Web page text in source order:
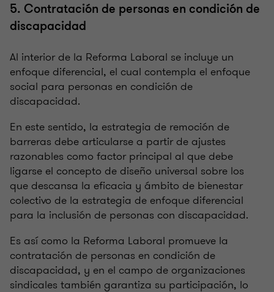
5. Contratación de personas en condición de
discapacidad
Al interior de la Reforma Laboral se incluye un
enfoque diferencial, el cual contempla el enfoque
social para personas en condición de
discapacidad.
En este sentido, la estrategia de remoción de
barreras debe articularse a partir de ajustes
razonables como factor principal al que debe
ligarse el concepto de diseño universal sobre los
que descansa la eficacia y ámbito de bienestar
colectivo de la estrategia de enfoque diferencial
para la inclusión de personas con discapacidad.
Es así como la Reforma Laboral promueve la
contratación de personas en condición de
discapacidad, y en el campo de organizaciones
sindicales también garantiza su participación, lo